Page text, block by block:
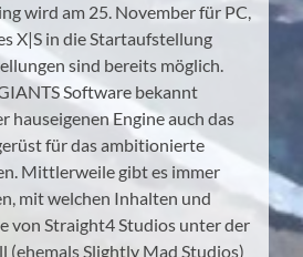
wird am 25. November für PC,
X|S in die Startaufstellung
sind bereits möglich.
Software bekannt
hauseigenen Engine auch das
für das ambitionierte
Mittlerweile gibt es immer
mit welchen Inhalten und
von Straight4 Studios unter der
(ehemals Slightly Mad Studios)